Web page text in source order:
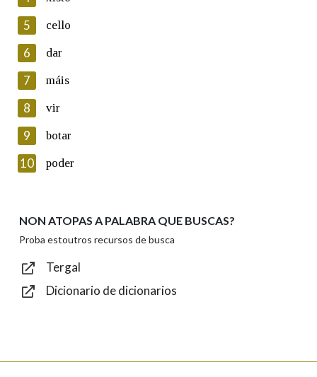
Lin e acepto as condicións da política de
Introduce o código que aparece na imaxe:
Texto de verificación
Enviar
5 cello
6 dar
7 máis
8 vir
9 botar
10 poder
NON ATOPAS A PALABRA QUE BUSCAS?
Proba estoutros recursos de busca
Tergal
Dicionario de dicionarios